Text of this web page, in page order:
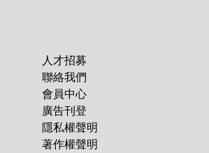
人才招募
聯絡我們
會員中心
廣告刊登
隱私權聲明
著作權聲明